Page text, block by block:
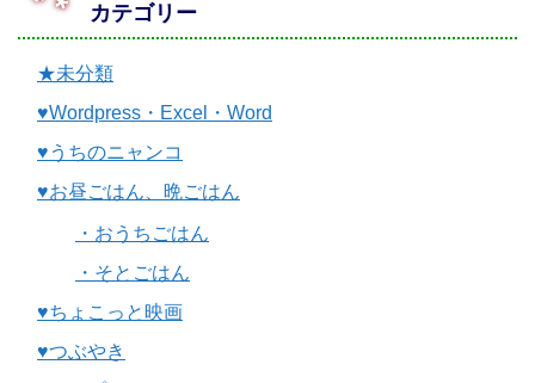
カテゴリー
★未分類
♥Wordpress・Excel・Word
♥うちのニャンコ
♥お昼ごはん、晩ごはん
・おうちごはん
・そとごはん
♥ちょこっと映画
♥つぶやき